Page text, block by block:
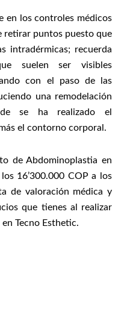
en los controles médicos
retirar puntos puesto que
intradérmicas; recuerda
suelen ser visibles
con el paso de las
una remodelación
se ha realizado el
el contorno corporal.
de Abdominoplastia en
16’300.000 COP a los
de valoración médica y
que tienes al realizar
Tecno Esthetic.